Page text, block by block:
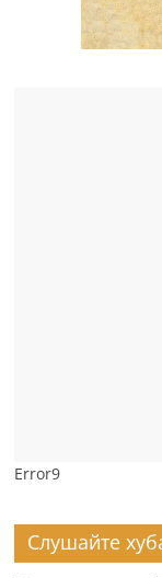
Error9
Слушайте